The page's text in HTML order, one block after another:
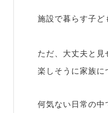
施設で暮らす子ど
ただ、大丈夫と
楽しそうに家族に
何気ない日常の中